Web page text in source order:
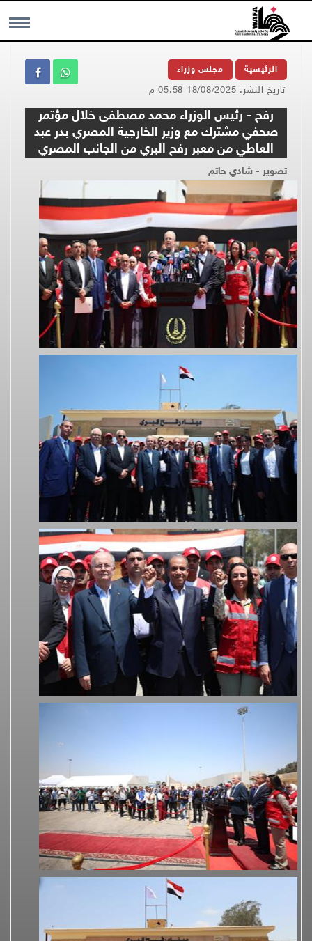
MENU الرئيسية مجلس وزراء
تاريخ النشر: 18/08/2025 05:58 م
رفح - رئيس الوزراء محمد مصطفى خلال مؤتمر
صحفي مشترك مع وزير الخارجية المصري بدر عبد
العاطي من معبر رفح البري من الجانب المصري
تصوير - شادي حاتم